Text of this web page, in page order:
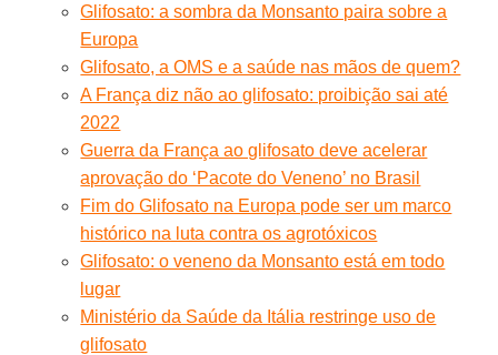
Glifosato: a sombra da Monsanto paira sobre a
Europa
Glifosato, a OMS e a saúde nas mãos de quem?
A França diz não ao glifosato: proibição sai até
2022
Guerra da França ao glifosato deve acelerar
aprovação do ‘Pacote do Veneno’ no Brasil
Fim do Glifosato na Europa pode ser um marco
histórico na luta contra os agrotóxicos
Glifosato: o veneno da Monsanto está em todo
lugar
Ministério da Saúde da Itália restringe uso de
glifosato